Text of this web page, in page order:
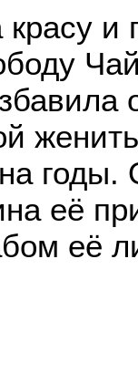
и
годы.
её
её